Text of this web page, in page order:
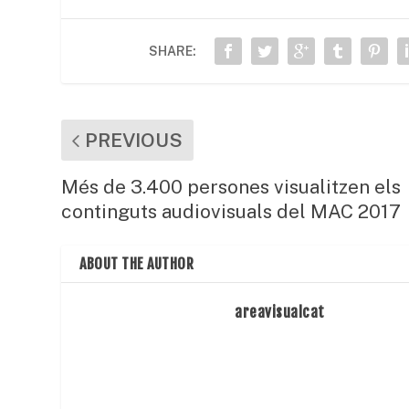
b
o
A
p
p
ar
te
ix
SHARE:
PREVIOUS
Més de 3.400 persones visualitzen els
continguts audiovisuals del MAC 2017
ABOUT THE AUTHOR
areavisualcat